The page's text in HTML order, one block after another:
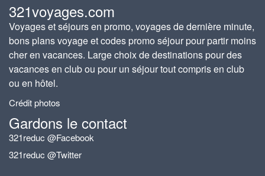
321voyages.com
Voyages et séjours en promo, voyages de dernière minute,
bons plans voyage et codes promo séjour pour partir moins
cher en vacances. Large choix de destinations pour des
vacances en club ou pour un séjour tout compris en club
ou en hôtel.
Crédit photos
Gardons le contact
321reduc @Facebook
321reduc @Twitter